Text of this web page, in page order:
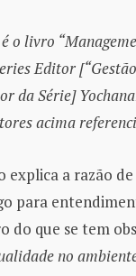
o livro
Editor
da Série]
acima
explica a razão de
para
do que se tem
no